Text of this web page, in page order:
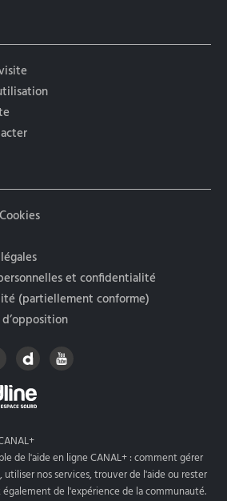
et confidentialité
(partiellement conforme)
de l'aide en ligne CANAL+ : comment gérer
nos services, trouver de l'aide ou rester
de l'expérience de la communauté.